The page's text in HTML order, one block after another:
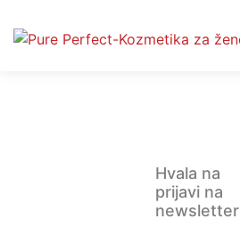
Hvala na
prijavi na
newsletter